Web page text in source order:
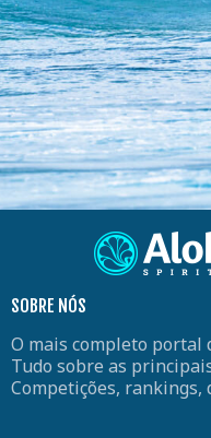
SOBRE NÓS
O mais completo portal
Tudo sobre as
Competições, rankings,